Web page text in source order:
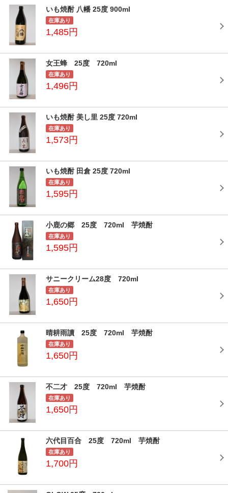
いも焼酎 八幡 25度 900ml
在庫あり
1,485円
女王蜂 25度 720ml
在庫あり
1,496円
いも焼酎 美し里 25度 720ml
在庫あり
1,573円
いも焼酎 田倉 25度 720ml
在庫あり
1,595円
小鹿の郷 25度 720ml 芋焼酎
在庫あり
1,595円
サニークリーム28度 720ml
在庫あり
1,650円
晴耕雨讀 25度 720ml 芋焼酎
在庫あり
1,650円
不二才 25度 720ml 芋焼酎
在庫あり
1,650円
六代目百合 25度 720ml 芋焼酎
在庫あり
1,700円